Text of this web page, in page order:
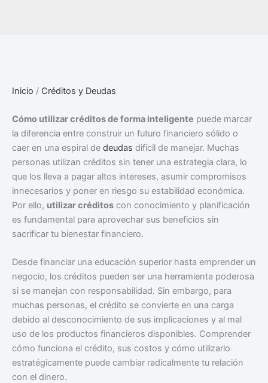
Inicio / Créditos y Deudas
Cómo utilizar créditos de forma inteligente puede marcar
la diferencia entre construir un futuro financiero sólido o
caer en una espiral de deudas difícil de manejar. Muchas
personas utilizan créditos sin tener una estrategia clara, lo
que los lleva a pagar altos intereses, asumir compromisos
innecesarios y poner en riesgo su estabilidad económica.
Por ello, utilizar créditos con conocimiento y planificación
es fundamental para aprovechar sus beneficios sin
sacrificar tu bienestar financiero.
Desde financiar una educación superior hasta emprender un
negocio, los créditos pueden ser una herramienta poderosa
si se manejan con responsabilidad. Sin embargo, para
muchas personas, el crédito se convierte en una carga
debido al desconocimiento de sus implicaciones y al mal
uso de los productos financieros disponibles. Comprender
cómo funciona el crédito, sus costos y cómo utilizarlo
estratégicamente puede cambiar radicalmente tu relación
con el dinero.